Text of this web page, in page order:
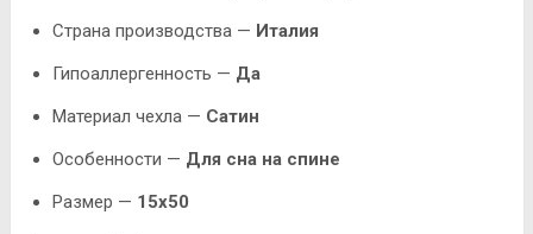
Страна производства — Италия
Гипоаллергенность — Да
Материал чехла — Сатин
Особенности — Для сна на спине
Размер — 15х50